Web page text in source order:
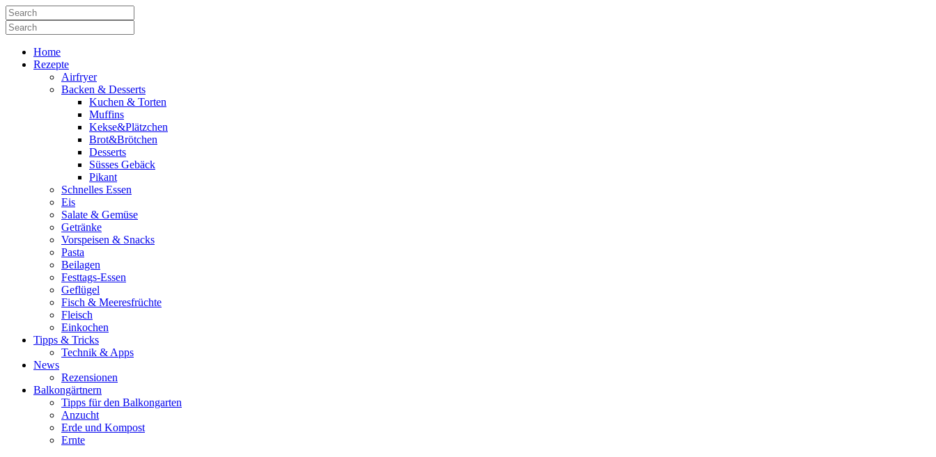
Home
Rezepte
Airfryer
Backen & Desserts
Kuchen & Torten
Muffins
Kekse&Plätzchen
Brot&Brötchen
Desserts
Süsses Gebäck
Pikant
Schnelles Essen
Eis
Salate & Gemüse
Getränke
Vorspeisen & Snacks
Pasta
Beilagen
Festtags-Essen
Geflügel
Fisch & Meeresfrüchte
Fleisch
Einkochen
Tipps & Tricks
Technik & Apps
News
Rezensionen
Balkongärtnern
Tipps für den Balkongarten
Anzucht
Erde und Kompost
Ernte